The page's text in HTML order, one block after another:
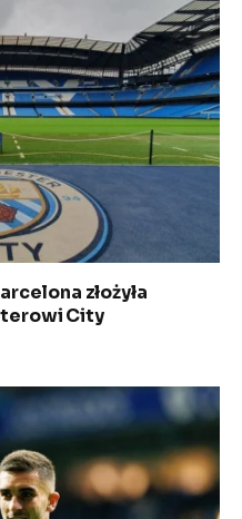
złożyła
City